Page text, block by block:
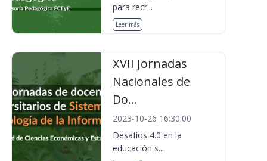
para recr...
Leer más
XVII Jornadas
Nacionales de
Do...
2023-10-26 16:30:00
Desafíos 4.0 en la
educación s...